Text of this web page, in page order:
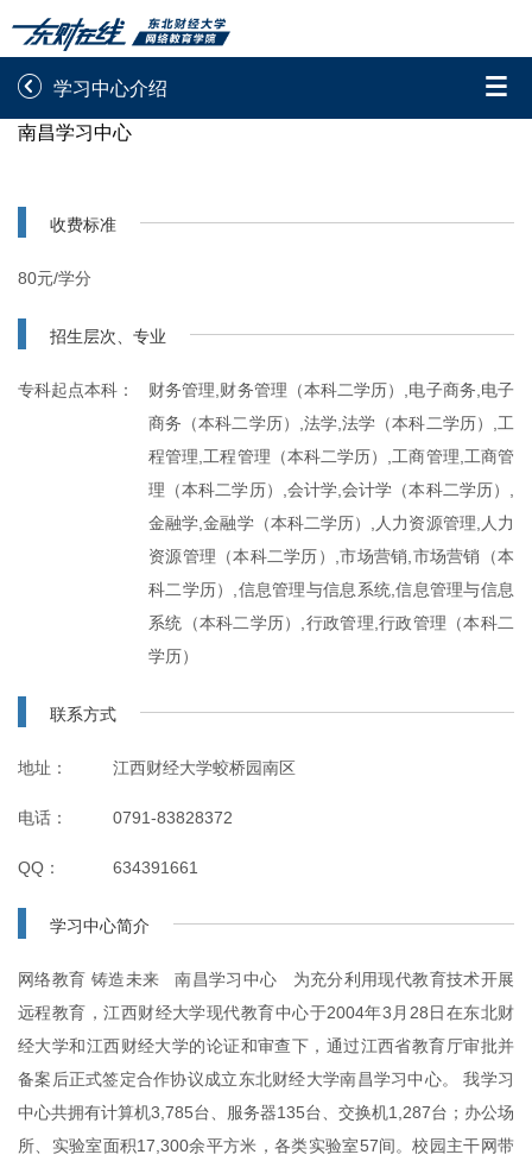

 学习中心介绍
录取通知书查询
学信网图像校对
学籍相关申请
信息确认及测试
南昌学习中心
收费标准
80元/学分
招生层次、专业
专科起点本科：
财务管理,财务管理（本科二学历）,电子商务,电子
商务（本科二学历）,法学,法学（本科二学历）,工
程管理,工程管理（本科二学历）,工商管理,工商管
理（本科二学历）,会计学,会计学（本科二学历）,
金融学,金融学（本科二学历）,人力资源管理,人力
资源管理（本科二学历）,市场营销,市场营销（本
科二学历）,信息管理与信息系统,信息管理与信息
系统（本科二学历）,行政管理,行政管理（本科二
学历）
联系方式
地址： 江西财经大学蛟桥园南区
电话： 0791-83828372
QQ： 634391661
学习中心简介
网络教育 铸造未来 南昌学习中心 为充分利用现代教育技术开展
远程教育，江西财经大学现代教育中心于2004年3月28日在东北财
经大学和江西财经大学的论证和审查下，通过江西省教育厅审批并
备案后正式签定合作协议成立东北财经大学南昌学习中心。 我学习
中心共拥有计算机3,785台、服务器135台、交换机1,287台；办公场
所、实验室面积17,300余平方米，各类实验室57间。校园主干网带